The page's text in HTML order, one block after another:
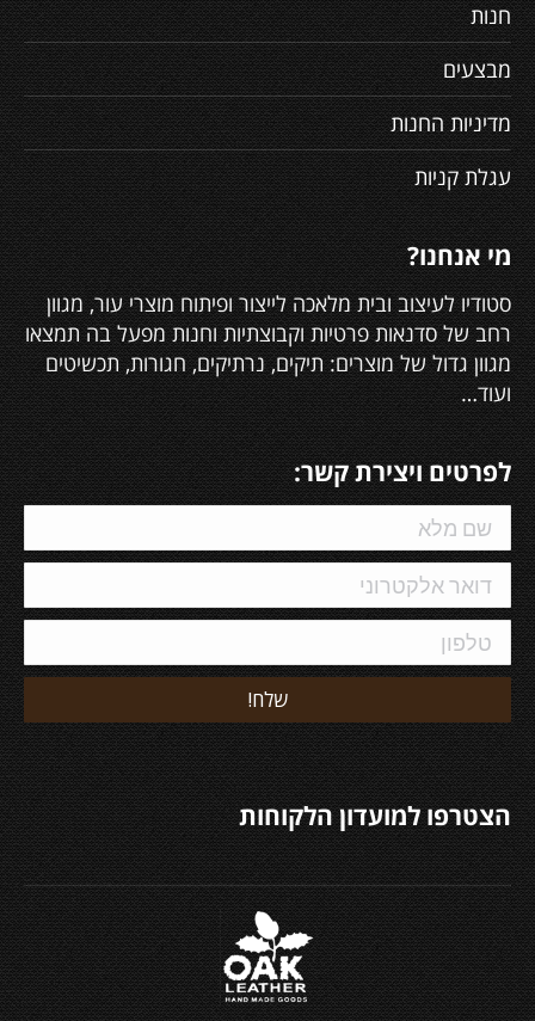
חנות
מבצעים
מדיניות החנות
עגלת קניות
מי אנחנו?
סטודיו לעיצוב ובית מלאכה לייצור ופיתוח מוצרי עור, מגוון
רחב של סדנאות פרטיות וקבוצתיות וחנות מפעל בה תמצאו
מגוון גדול של מוצרים: תיקים, נרתיקים, חגורות, תכשיטים
ועוד…
לפרטים ויצירת קשר:
הצטרפו למועדון הלקוחות